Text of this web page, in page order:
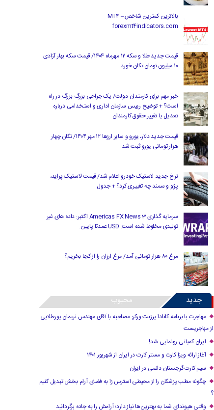
بالاترین کمترین شاخص MT4 –
forexmt4indicators.com
قیمت جدید طلا و سکه ۱۲ مهرماه ۱۴۰۴/ قیمت سکه بهار آزادی
۱۰ میلیون تومان تکان خورد
خبر مهم برای کارمندان دولت/ یک جراحی بزرگ بزرگ در راه
است؟ + توضیح رییس سازمان اداری و استخدامی درباره
تعدیل یا تغییر حقوق کارمندان
قیمت جدید دلار، یورو و سایر ارزها ۱۲ مهر ۱۴۰۴/ تکان چهار
هزار تومانی یورو ثبت شد
نرخ جدید لاستیک خودرو اعلام شد/ قیمت لاستیک پراید،
پژو و سمند چه تغییری کرد؟ + جدول
سرمایه گذاری Americas FX News 3 اکتبر: داده های غیر
تولیدی مخلوط شده است. USD عمدتا پایین.
مرغ ۸۰ هزار تومانی آمد/ مرغ ارزان را از کجا بخریم؟
جدید محبوب
مهاجرت با برنامه کانادا پرزنت ورکر: مصاحبه با آقای مهندس نریمان پورطلایی
از مهاجریست
ایران کمپانی رونمایی شد!
آغاز ارائه ویزا کارت و مستر کارت در ایران از شهریور ۱۴۰۱
سیم کارت گرجستان دائمی در ایران
چگونه مطب پزشکان را از محیطی استرس زا به فضای آرام بخش تبدیل کنیم
؟
وقتی هیوندای شما به بهترین‌ها نیاز دارد؛ آرامش را به جاده برگردانید